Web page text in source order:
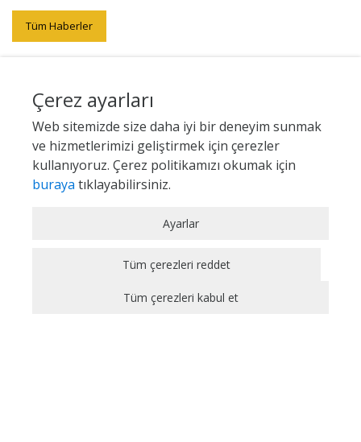
Tüm Haberler
Çerez ayarları
Web sitemizde size daha iyi bir deneyim sunmak
ve hizmetlerimizi geliştirmek için çerezler
kullanıyoruz. Çerez politikamızı okumak için
buraya tıklayabilirsiniz.
Zorunlu / Teknik Çerezler
özelliklerinden faydalanabilmek için kullanılan
olmadan, websitesinden sağlanan temel
Ayarlar
Tüm çerezleri reddet
Tüm çerezleri kabul et